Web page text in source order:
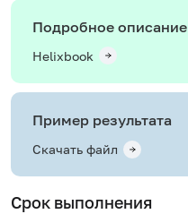
Подробное описание
Helixbook
Пример результата
Скачать файл
Срок выполнения